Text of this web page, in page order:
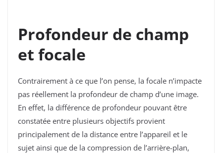
Profondeur de champ
et focale
Contrairement à ce que l’on pense, la focale n’impacte
pas réellement la profondeur de champ d’une image.
En effet, la différence de profondeur pouvant être
constatée entre plusieurs objectifs provient
principalement de la distance entre l’appareil et le
sujet ainsi que de la compression de l’arrière-plan,